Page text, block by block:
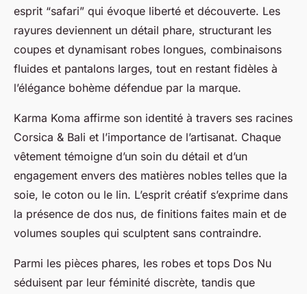
esprit “safari” qui évoque liberté et découverte. Les
rayures deviennent un détail phare, structurant les
coupes et dynamisant robes longues, combinaisons
fluides et pantalons larges, tout en restant fidèles à
l’élégance bohème défendue par la marque.
Karma Koma affirme son identité à travers ses racines
Corsica & Bali et l’importance de l’artisanat. Chaque
vêtement témoigne d’un soin du détail et d’un
engagement envers des matières nobles telles que la
soie, le coton ou le lin. L’esprit créatif s’exprime dans
la présence de dos nus, de finitions faites main et de
volumes souples qui sculptent sans contraindre.
Parmi les pièces phares, les robes et tops Dos Nu
séduisent par leur féminité discrète, tandis que